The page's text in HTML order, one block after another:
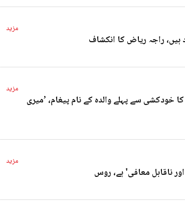
مزید
مزید
خودکشی سے پہلے والدہ کے نام پیغام، ’میری
مزید
ناقابل معافی' ہے، روس